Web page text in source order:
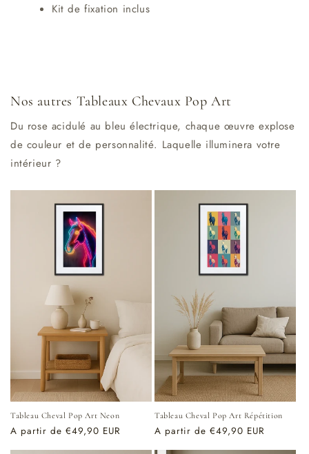
Kit de fixation inclus
Nos autres Tableaux Chevaux Pop Art
Du rose acidulé au bleu électrique, chaque œuvre explose
de couleur et de personnalité. Laquelle illuminera votre
intérieur ?
Tableau Cheval Pop Art Neon
Prix
A partir de €49,90 EUR
Tableau Cheval Pop Art Répétition
Prix
A partir de €49,90 EUR